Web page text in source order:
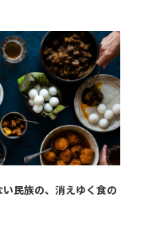
民族の、消えゆく食の